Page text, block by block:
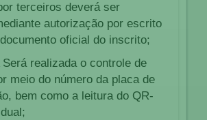
terceiros deverá ser
autorização por escrito
oficial do inscrito;
Será realizada o controle de
meio do número da placa de
bem como a leitura do QR-